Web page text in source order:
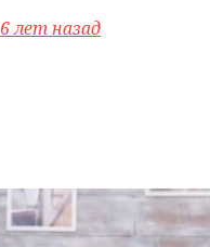
6 лет назад